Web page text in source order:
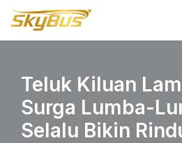
Lompat
konten
Teluk Kiluan
Surga Lumba-
Selalu Bikin